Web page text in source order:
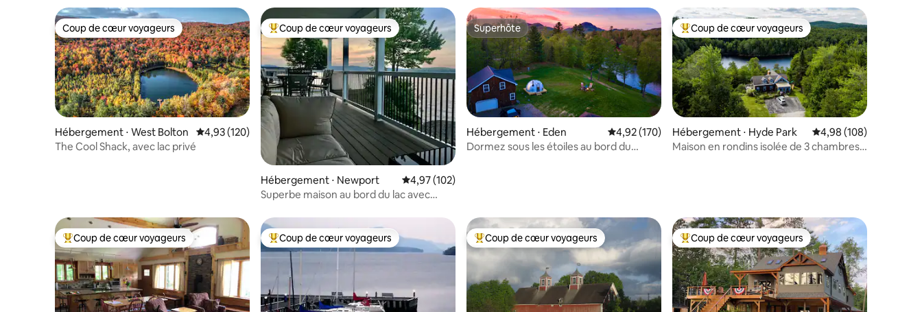
Coup de cœur voyageurs
Coup de cœur voyageurs
Hébergement ⋅ West Bolton Évaluation moyenne sur la base de 120 commentaires : 4,93 sur 5
4,93 (120)
The Cool Shack, avec lac privé
Coups de cœur voyageurs les plus appréciés
Coup de cœur voyageurs
Hébergement ⋅ Newport Évaluation moyenne sur la base de 102 commentaires : 4,97 sur 5
4,97 (102)
Superbe maison au bord du lac avec
Superhôte
Superhôte
Hébergement ⋅ Eden Évaluation moyenne sur la base de 170 commentaires : 4,92 sur 5
4,92 (170)
Dormez sous les étoiles au bord du
Coups de cœur voyageurs les plus appréciés
Coup de cœur voyageurs
Hébergement ⋅ Hyde Park Évaluation moyenne
4,98 (108)
Maison en rondins isolée de 3 chambres -
Coups de cœur voyageurs les plus appréciés
Coup de cœur voyageurs Coups de cœur voyageurs les plus appréciés
Coup de cœur voyageurs Coups de cœur voyageurs les plus appréciés
Coup de cœur voyageurs Coups de cœur voyageurs les plus appréciés
Coup de cœur voyageurs